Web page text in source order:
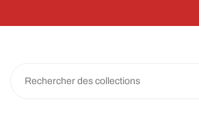
Économisez